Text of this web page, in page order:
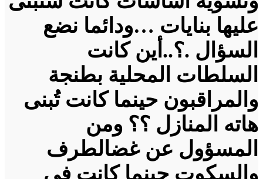
عليها بنايات …ودائما نضع
السؤال .؟..أين كانت
السلطات المحلية بطنجة
والمراقبون حينما كانت تُبنى
هاته المنازل ؟؟ ومن
المسؤول عن غضالطرف
والسكوت حينما كانت في